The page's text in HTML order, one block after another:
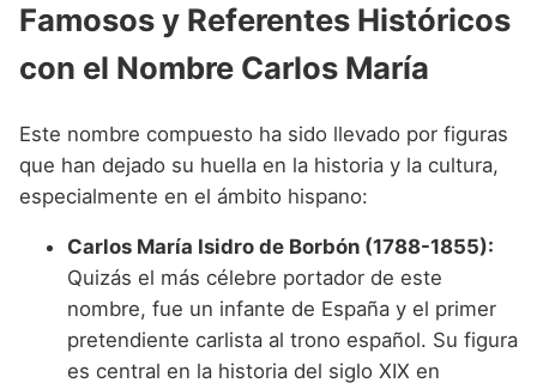
Famosos y Referentes Históricos
con el Nombre Carlos María
Este nombre compuesto ha sido llevado por figuras
que han dejado su huella en la historia y la cultura,
especialmente en el ámbito hispano:
Carlos María Isidro de Borbón (1788-1855):
Quizás el más célebre portador de este
nombre, fue un infante de España y el primer
pretendiente carlista al trono español. Su figura
es central en la historia del siglo XIX en